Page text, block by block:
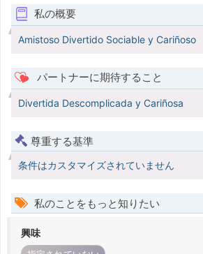
私の概要
Amistoso Divertido Sociable y Cariñoso
パートナーに期待すること
Divertida Descomplicada y Cariñosa
尊重する基準
条件はカスタマイズされていません
私のことをもっと知りたい
興味